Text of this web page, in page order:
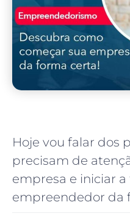
Hoje vou falar dos
precisam de
empresa e iniciar
empreendedor da